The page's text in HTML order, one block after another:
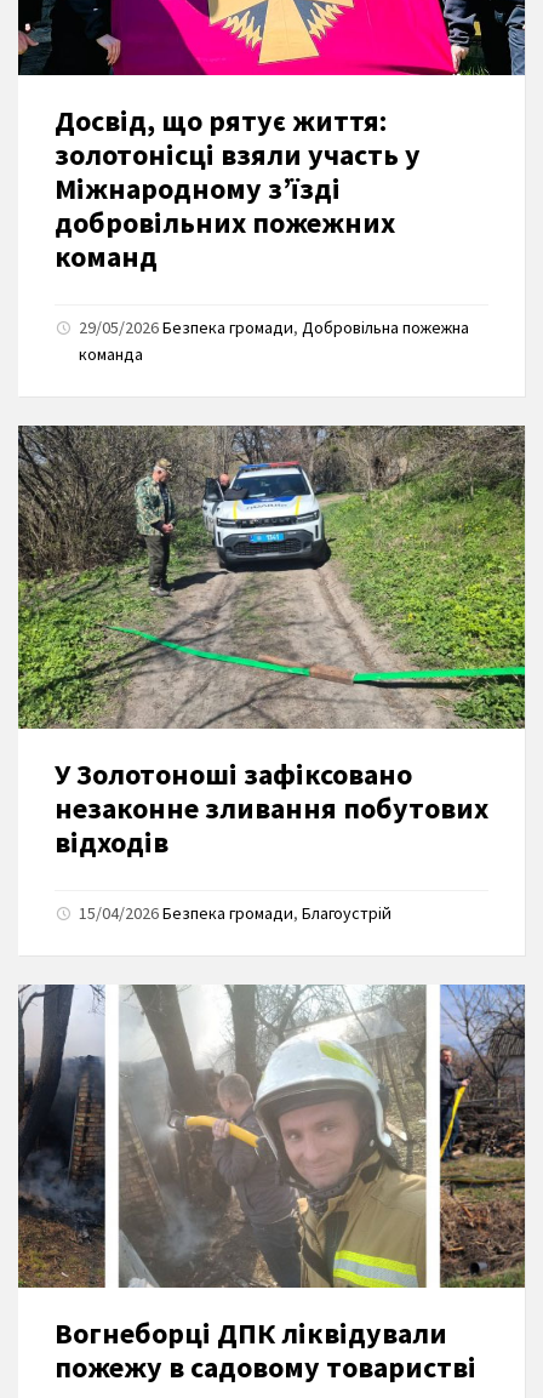
Досвід, що рятує життя:
золотонісці взяли участь у
Міжнародному з’їзді
добровільних пожежних
команд
29/05/2026Безпека громади, Добровільна пожежна
команда
У Золотоноші зафіксовано
незаконне зливання побутових
відходів
15/04/2026Безпека громади, Благоустрій
Вогнеборці ДПК ліквідували
пожежу в садовому товаристві